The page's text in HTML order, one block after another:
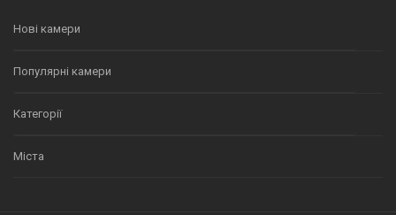
Нові камери
Популярні камери
Категорії
Міста